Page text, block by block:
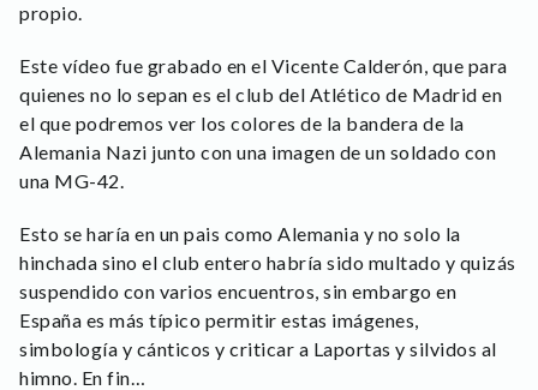
propio.
Este vídeo fue grabado en el Vicente Calderón, que para
quienes no lo sepan es el club del Atlético de Madrid en
el que podremos ver los colores de la bandera de la
Alemania Nazi junto con una imagen de un soldado con
una MG-42.
Esto se haría en un pais como Alemania y no solo la
hinchada sino el club entero habría sido multado y quizás
suspendido con varios encuentros, sin embargo en
España es más típico permitir estas imágenes,
simbología y cánticos y criticar a Laportas y silvidos al
himno. En fin…